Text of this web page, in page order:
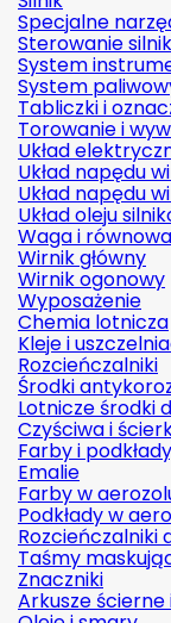
Specjalne
Sterowanie
System
System
Tabliczki i
Torowanie i
Układ
Układ napędu
Układ napędu
Układ oleju
Waga i
Wirnik główny
Wirnik ogonowy
Wyposażenie
Chemia lotnicza
Kleje i
Rozcieńczalniki
Środki
Lotnicze środki
Czyściwa i
Farby i
Emalie
Farby w
Podkłady w
Rozcieńczalniki
Taśmy
Znaczniki
Arkusze ścierne